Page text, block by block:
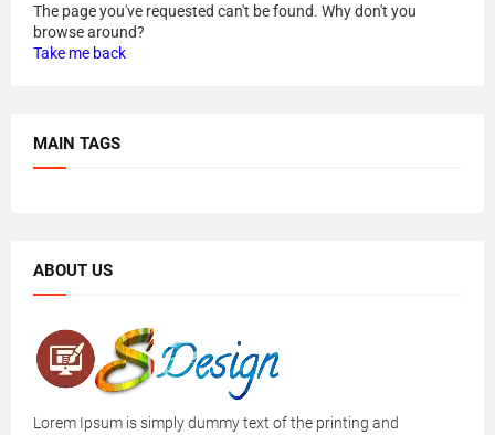
The page you've requested can't be found. Why don't you
browse around?
Take me back
MAIN TAGS
ABOUT US
Lorem Ipsum is simply dummy text of the printing and